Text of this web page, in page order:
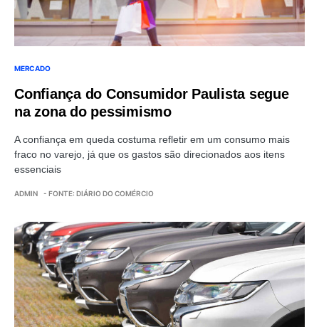
MERCADO
Confiança do Consumidor Paulista segue
na zona do pessimismo
A confiança em queda costuma refletir em um consumo mais
fraco no varejo, já que os gastos são direcionados aos itens
essenciais
ADMIN - FONTE: DIÁRIO DO COMÉRCIO